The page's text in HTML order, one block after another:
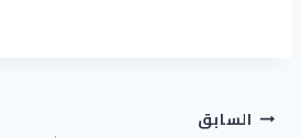
السابق